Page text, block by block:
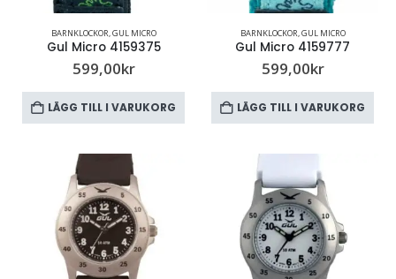
BARNKLOCKOR,GUL MICRO
Gul Micro 4159375
599,00kr
LÄGG TILL I VARUKORG
BARNKLOCKOR,GUL MICRO
Gul Micro 4159777
599,00kr
LÄGG TILL I VARUKORG